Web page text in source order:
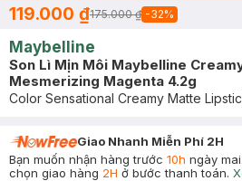
119.000 ₫175.000 ₫ -32%
Maybelline
Son Lì Mịn Môi Maybelline
Mesmerizing Magenta 4.2g
Color Sensational Creamy Matte
Giao Nhanh Miễn Phí 2H
Bạn muốn nhận hàng trước 10h ngày
chọn giao hàng 2H ở bước thanh toán.